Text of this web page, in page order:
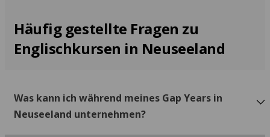
Häufig gestellte Fragen zu
Englischkursen in Neuseeland
Was kann ich während meines Gap Years in
Neuseeland unternehmen?